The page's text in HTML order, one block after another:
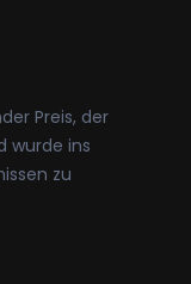
Preis, der
wurde ins
zu